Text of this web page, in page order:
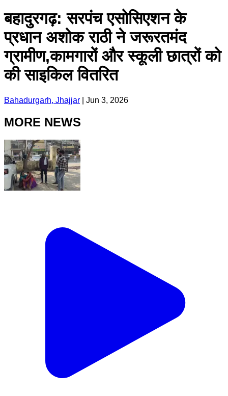
बहादुरगढ़: सरपंच एसोसिएशन के
प्रधान अशोक राठी ने जरूरतमंद
ग्रामीण,कामगारों और स्कूली छात्रों को
की साइकिल वितरित
Bahadurgarh, Jhajjar Jun 3, 2026
MORE NEWS